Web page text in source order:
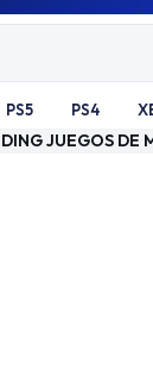
PS5 PS4
JUEGOS DE